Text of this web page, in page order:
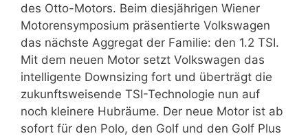
des Otto-Motors. Beim diesjährigen Wiener
Motorensymposium präsentierte Volkswagen
das nächste Aggregat der Familie: den 1.2 TSI.
Mit dem neuen Motor setzt Volkswagen das
intelligente Downsizing fort und überträgt die
zukunftsweisende TSI-Technologie nun auf
noch kleinere Hubräume. Der neue Motor ist ab
sofort für den Polo, den Golf und den Golf Plus